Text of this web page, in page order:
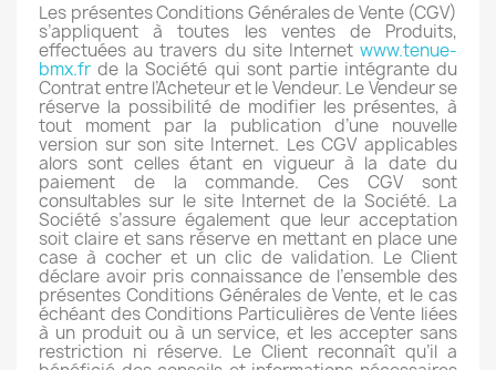
Les présentes Conditions Générales de Vente (CGV)
s’appliquent à toutes les ventes de Produits,
effectuées au travers du site Internet www.tenue-
bmx.fr de la Société qui sont partie intégrante du
Contrat entre l’Acheteur et le Vendeur. Le Vendeur se
réserve la possibilité de modifier les présentes, à
tout moment par la publication d’une nouvelle
version sur son site Internet. Les CGV applicables
alors sont celles étant en vigueur à la date du
paiement de la commande. Ces CGV sont
consultables sur le site Internet de la Société. La
Société s’assure également que leur acceptation
soit claire et sans réserve en mettant en place une
case à cocher et un clic de validation. Le Client
déclare avoir pris connaissance de l’ensemble des
présentes Conditions Générales de Vente, et le cas
échéant des Conditions Particulières de Vente liées
à un produit ou à un service, et les accepter sans
restriction ni réserve. Le Client reconnaît qu’il a